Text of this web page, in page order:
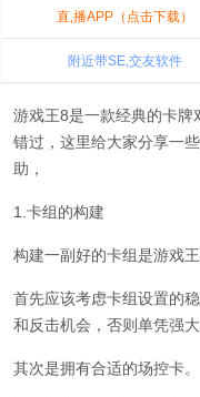
直,播APP（点击下载）
附近带SE,交友软件
游戏王8是一款经典的卡牌
错过，这里给大家分享一
助，
1.卡组的构建
构建一副好的卡组是游戏
首先应该考虑卡组设置的
和反击机会，否则单凭强
其次是拥有合适的场控卡。